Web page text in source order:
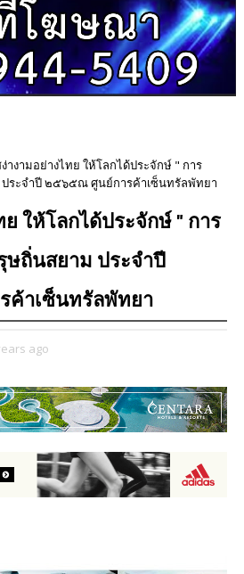
างามอย่างไทย ให้โลกได้ประจักษ์ " การ
ระจำปี ๒๕๖๕ณ ศูนย์การค้าเซ็นทรัลพัทยา
ย ให้โลกได้ประจักษ์ " การ
ษถิ่นสยาม ประจำปี
าเซ็นทรัลพัทยา
ago